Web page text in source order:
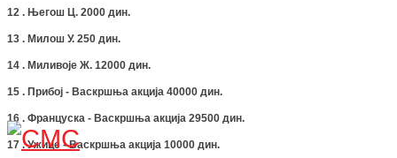
12 . Његош Ц. 2000 дин.
13 . Милош У. 250 дин.
14 . Миливоје Ж. 12000 дин.
15 . Прибој - Васкршња акција 40000 дин.
16 . Француска - Васкршња акција 29500 дин.
17 . Ужице - Васкршња акција 10000 дин.